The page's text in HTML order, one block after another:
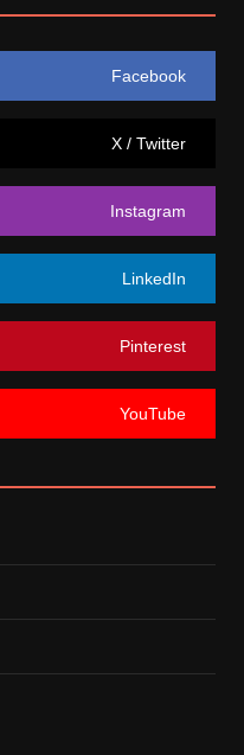
Facebook
X / Twitter
Instagram
LinkedIn
Pinterest
YouTube